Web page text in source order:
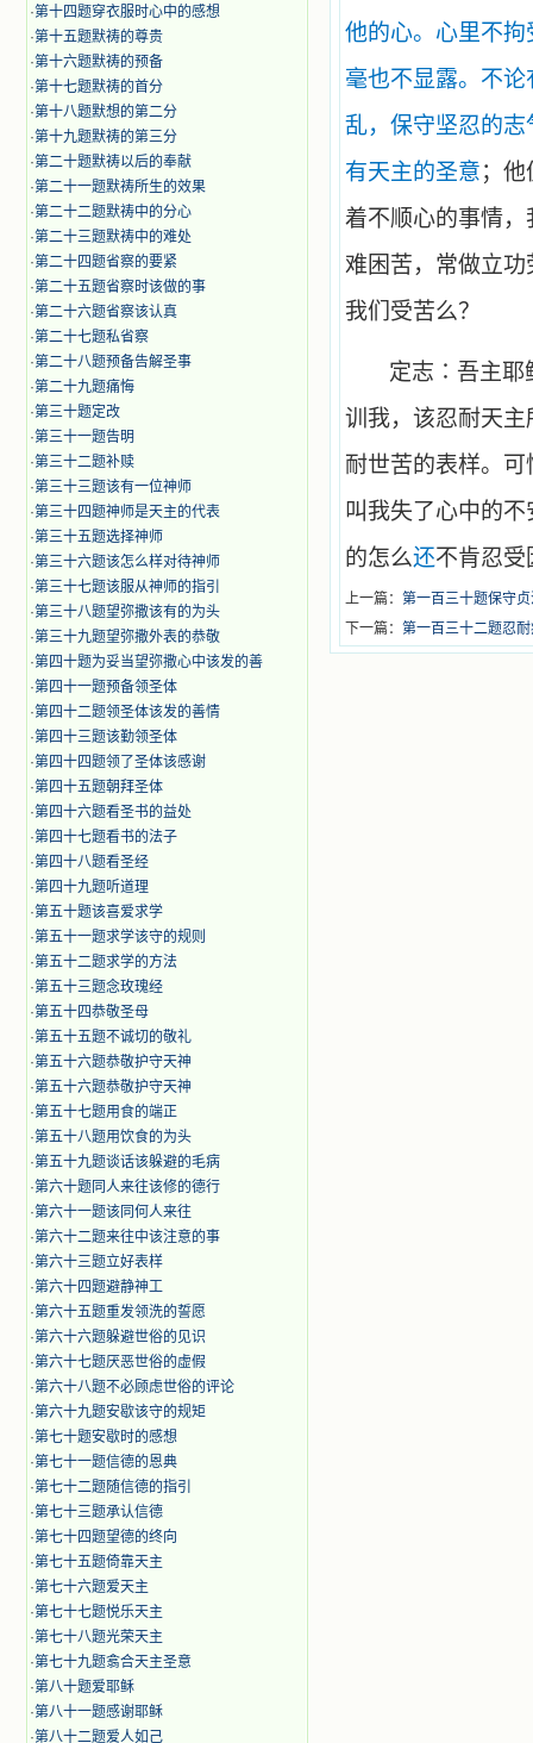
·第十四题穿衣服时心中的感想
·第十五题默祷的尊贵
·第十六题默祷的预备
·第十七题默祷的首分
·第十八题默想的第二分
·第十九题默祷的第三分
·第二十题默祷以后的奉献
·第二十一题默祷所生的效果
·第二十二题默祷中的分心
·第二十三题默祷中的难处
·第二十四题省察的要紧
·第二十五题省察时该做的事
·第二十六题省察该认真
·第二十七题私省察
·第二十八题预备告解圣事
·第二十九题痛悔
·第三十题定改
·第三十一题告明
·第三十二题补赎
·第三十三题该有一位神师
·第三十四题神师是天主的代表
·第三十五题选择神师
·第三十六题该怎么样对待神师
·第三十七题该服从神师的指引
·第三十八题望弥撒该有的为头
·第三十九题望弥撒外表的恭敬
·第四十题为妥当望弥撒心中该发的善
·第四十一题预备领圣体
·第四十二题领圣体该发的善情
·第四十三题该勤领圣体
·第四十四题领了圣体该感谢
·第四十五题朝拜圣体
·第四十六题看圣书的益处
·第四十七题看书的法子
·第四十八题看圣经
·第四十九题听道理
·第五十题该喜爱求学
·第五十一题求学该守的规则
·第五十二题求学的方法
·第五十三题念玫瑰经
·第五十四恭敬圣母
·第五十五题不诚切的敬礼
·第五十六题恭敬护守天神
·第五十六题恭敬护守天神
·第五十七题用食的端正
·第五十八题用饮食的为头
·第五十九题谈话该躲避的毛病
·第六十题同人来往该修的德行
·第六十一题该同何人来往
·第六十二题来往中该注意的事
·第六十三题立好表样
·第六十四题避静神工
·第六十五题重发领洗的誓愿
·第六十六题躲避世俗的见识
·第六十七题厌恶世俗的虚假
·第六十八题不必顾虑世俗的评论
·第六十九题安歇该守的规矩
·第七十题安歇时的感想
·第七十一题信德的恩典
·第七十二题随信德的指引
·第七十三题承认信德
·第七十四题望德的终向
·第七十五题倚靠天主
·第七十六题爱天主
·第七十七题悦乐天主
·第七十八题光荣天主
·第七十九题翕合天主圣意
·第八十题爱耶稣
·第八十一题感谢耶稣
·第八十二题爱人如己
他的心。心里不
毫也不显露。不
乱，保守坚忍的
有天主的圣意；
着不顺心的事情
难困苦，常做立功
我们受苦么？
定志∶吾主耶
训我，该忍耐天
耐世苦的表样。
叫我失了心中的
的怎么还不肯忍受
上一篇： 第一百三十题保守
下一篇： 第一百三十二题忍